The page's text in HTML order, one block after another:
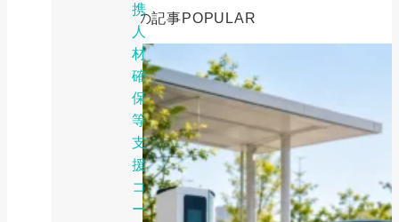
携
人
材
確
保
等
支
援
コ
ー
人気の記事POPULAR